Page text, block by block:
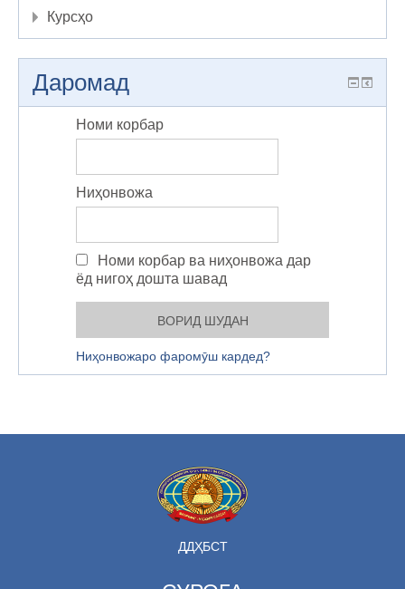
Курсҳо
Даромад
Номи корбар
Ниҳонвожа
Номи корбар ва ниҳонвожа дар
ёд нигоҳ дошта шавад
Ниҳонвожаро фаромӯш кардед?
ДДҲБСТ